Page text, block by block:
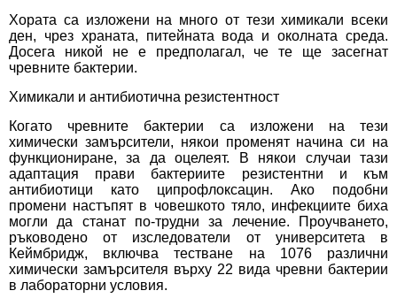
Хората са изложени на много от тези химикали всеки
ден, чрез храната, питейната вода и околната среда.
Досега никой не е предполагал, че те ще засегнат
чревните бактерии.
Химикали и антибиотична резистентност
Когато чревните бактерии са изложени на тези
химически замърсители, някои променят начина си на
функциониране, за да оцелеят. В някои случаи тази
адаптация прави бактериите резистентни и към
антибиотици като ципрофлоксацин. Ако подобни
промени настъпят в човешкото тяло, инфекциите биха
могли да станат по-трудни за лечение. Проучването,
ръководено от изследователи от университета в
Кеймбридж, включва тестване на 1076 различни
химически замърсителя върху 22 вида чревни бактерии
в лабораторни условия.